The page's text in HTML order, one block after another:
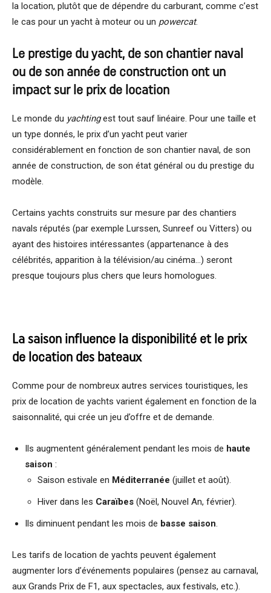
la location, plutôt que de dépendre du carburant, comme c’est
le cas pour un yacht à moteur ou un powercat.
Le prestige du yacht, de son chantier naval
ou de son année de construction ont un
impact sur le prix de location
Le monde du yachtingest tout sauf linéaire. Pour une taille et
un type donnés, le prix d’un yacht peut varier
considérablement en fonction de son chantier naval, de son
année de construction, de son état général ou du prestige du
modèle.
Certains yachts construits sur mesure par des chantiers
navals réputés (par exemple Lurssen, Sunreef ou Vitters) ou
ayant des histoires intéressantes (appartenance à des
célébrités, apparition à la télévision/au cinéma…) seront
presque toujours plus chers que leurs homologues.
La saison influence la disponibilité et le prix
de location des bateaux
Comme pour de nombreux autres services touristiques, les
prix de location de yachts varient également en fonction de la
saisonnalité, qui crée un jeu d’offre et de demande.
Ils augmentent généralement pendant les mois de haute
saison :
Saison estivale en Méditerranée (juillet et août).
Hiver dans les Caraïbes (Noël, Nouvel An, février).
Ils diminuent pendant les mois de basse saison.
Les tarifs de location de yachts peuvent également
augmenter lors d’événements populaires (pensez au carnaval,
aux Grands Prix de F1, aux spectacles, aux festivals, etc.).